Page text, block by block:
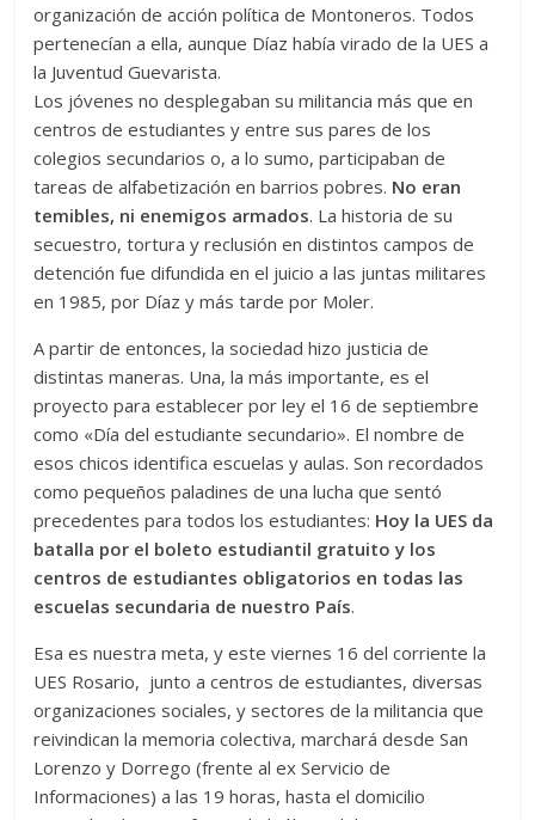
organización de acción política de Montoneros. Todos
pertenecían a ella, aunque Díaz había virado de la UES a
la Juventud Guevarista.
Los jóvenes no desplegaban su militancia más que en
centros de estudiantes y entre sus pares de los
colegios secundarios o, a lo sumo, participaban de
tareas de alfabetización en barrios pobres. No eran
temibles, ni enemigos armados. La historia de su
secuestro, tortura y reclusión en distintos campos de
detención fue difundida en el juicio a las juntas militares
en 1985, por Díaz y más tarde por Moler.
A partir de entonces, la sociedad hizo justicia de
distintas maneras. Una, la más importante, es el
proyecto para establecer por ley el 16 de septiembre
como «Día del estudiante secundario». El nombre de
esos chicos identifica escuelas y aulas. Son recordados
como pequeños paladines de una lucha que sentó
precedentes para todos los estudiantes: Hoy la UES da
batalla por el boleto estudiantil gratuito y los
centros de estudiantes obligatorios en todas las
escuelas secundaria de nuestro País.
Esa es nuestra meta, y este viernes 16 del corriente la
UES Rosario, junto a centros de estudiantes, diversas
organizaciones sociales, y sectores de la militancia que
reivindican la memoria colectiva, marchará desde San
Lorenzo y Dorrego (frente al ex Servicio de
Informaciones) a las 19 horas, hasta el domicilio